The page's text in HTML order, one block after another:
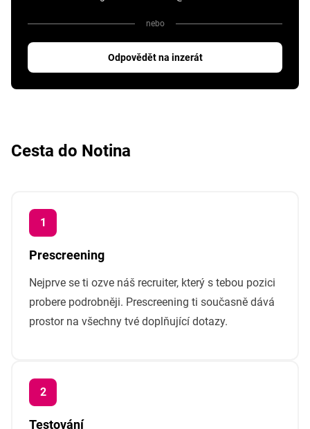
nebo
Odpovědět na inzerát
Cesta do Notina
Prescreening
Nejprve se ti ozve náš recruiter, který s tebou pozici
probere podrobněji. Prescreening ti současně dává
prostor na všechny tvé doplňující dotazy.
Testování